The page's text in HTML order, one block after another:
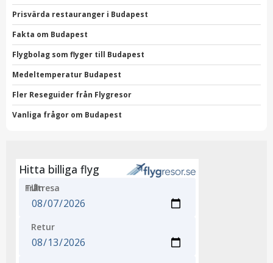
Prisvärda restauranger i Budapest
Fakta om Budapest
Flygbolag som flyger till Budapest
Medeltemperatur Budapest
Fler Reseguider från Flygresor
Vanliga frågor om Budapest
Hitta billiga flyg
Från
TillUtresa
Retur